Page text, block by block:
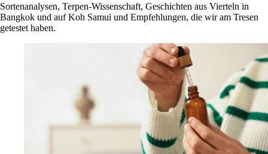
Sortenanalysen, Terpen-Wissenschaft, Geschichten aus Vierteln in
Bangkok und auf Koh Samui und Empfehlungen, die wir am Tresen
getestet haben.